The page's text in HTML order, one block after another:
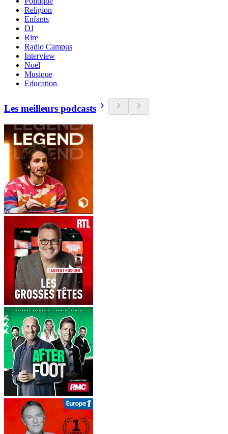
Religion
Enfants
DJ
Rire
Radio Campus
Interview
Noël
Musique
Education
Les meilleurs podcasts